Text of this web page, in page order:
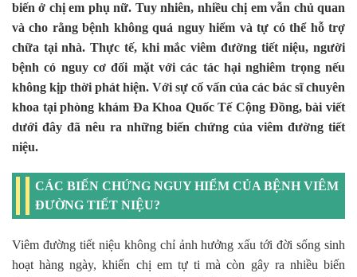
biến ở chị em phụ nữ. Tuy nhiên, nhiều chị em vẫn chủ quan
và cho rằng bệnh không quá nguy hiểm và tự có thể hỗ trợ
chữa tại nhà. Thực tế, khi mắc viêm đường tiết niệu, người
bệnh có nguy cơ đối mặt với các tác hại nghiêm trọng nếu
không kịp thời phát hiện. Với sự cố vấn của các bác sĩ chuyên
khoa tại phòng khám Đa Khoa Quốc Tế Cộng Đồng, bài viết
dưới đây đã nêu ra những biến chứng của viêm đường tiết
niệu.
CÁC BIẾN CHỨNG NGUY HIỂM CỦA BỆNH VIÊM
ĐƯỜNG TIẾT NIỆU?
Viêm đường tiết niệu không chỉ ảnh hưởng xấu tới đời sống sinh
hoạt hàng ngày, khiến chị em tự ti mà còn gây ra nhiều biến